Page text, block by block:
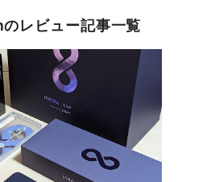
レビュー記事一覧